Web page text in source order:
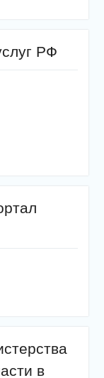
РФ
в